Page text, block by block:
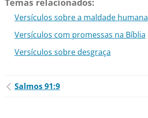
Temas relacionados:
Versículos sobre a maldade humana
Versículos com promessas na Bíblia
Versículos sobre desgraça
Salmos 91:9